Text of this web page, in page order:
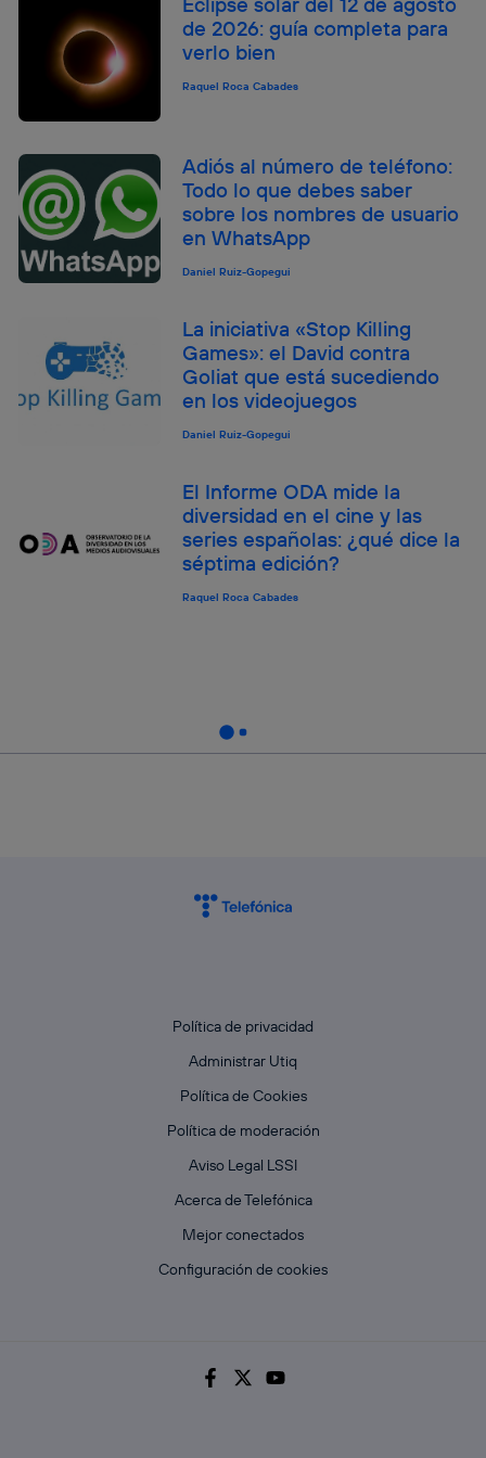
de 2026: guía completa para
verlo bien
Raquel Roca Cabades
Adiós al número de teléfono:
Todo lo que debes saber
sobre los nombres de usuario
en WhatsApp
Daniel Ruiz-Gopegui
La iniciativa «Stop Killing
Games»: el David contra
Goliat que está sucediendo
en los videojuegos
Daniel Ruiz-Gopegui
El Informe ODA mide la
diversidad en el cine y las
series españolas: ¿qué dice la
séptima edición?
Raquel Roca Cabades
Política de privacidad
Administrar Utiq
Política de Cookies
Política de moderación
Aviso Legal LSSI
Acerca de Telefónica
Mejor conectados
Configuración de cookies